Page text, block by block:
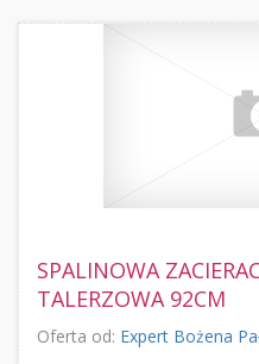
SPALINOWA
TALERZOWA 92CM
Oferta od: Expert Bożena